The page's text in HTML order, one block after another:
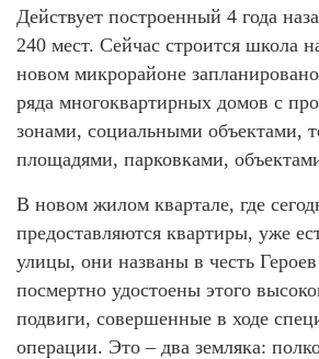
Действует построенный 4 года
240 мест. Сейчас строится школа
новом микрорайоне
ряда многоквартирных домов с
зонами, социальными объектами,
площадями, парковками,
В новом жилом квартале, где
предоставляются квартиры, уже
улицы, они названы в честь
посмертно удостоены этого
подвиги, совершенные в ходе
операции. Это – два земляка: